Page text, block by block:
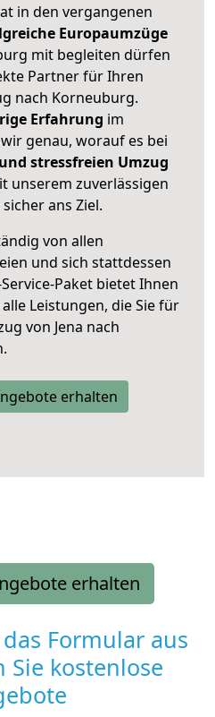
in den vergangenen
Europaumzüge
mit begleiten dürfen
Partner für Ihren
nach Korneuburg.
Erfahrung im
genau, worauf es bei
stressfreien Umzug
unserem zuverlässigen
ans Ziel.
von allen
und sich stattdessen
Service-Paket bietet Ihnen
Leistungen, die Sie für
von Jena nach
erhalten
erhalten
Formular aus
kostenlose